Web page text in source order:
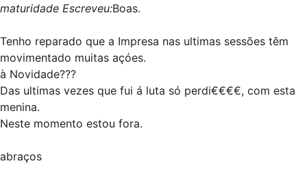
maturidade Escreveu:Boas.
Tenho reparado que a Impresa nas ultimas sessões têm
movimentado muitas açóes.
à Novidade???
Das ultimas vezes que fui á luta só perdi€€€€, com esta
menina.
Neste momento estou fora.
abraços